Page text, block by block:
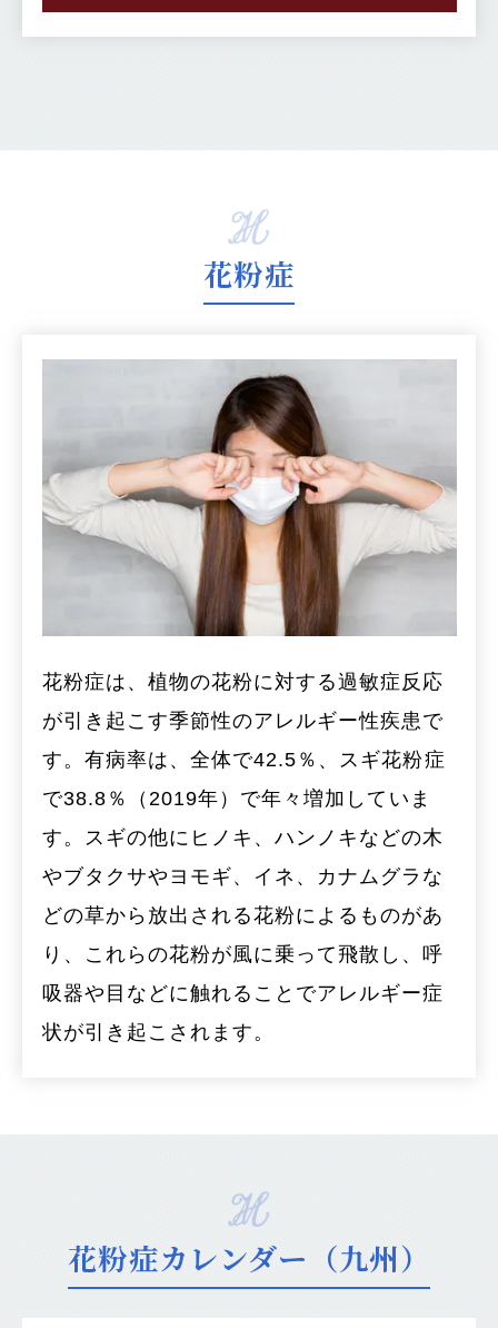
花粉症
花粉症は、植物の花粉に対する過敏症反応
が引き起こす季節性のアレルギー性疾患で
す。有病率は、全体で42.5％、スギ花粉症
で38.8％（2019年）で年々増加していま
す。スギの他にヒノキ、ハンノキなどの木
やブタクサやヨモギ、イネ、カナムグラな
どの草から放出される花粉によるものがあ
り、これらの花粉が風に乗って飛散し、呼
吸器や目などに触れることでアレルギー症
状が引き起こされます。
花粉症カレンダー（九州）